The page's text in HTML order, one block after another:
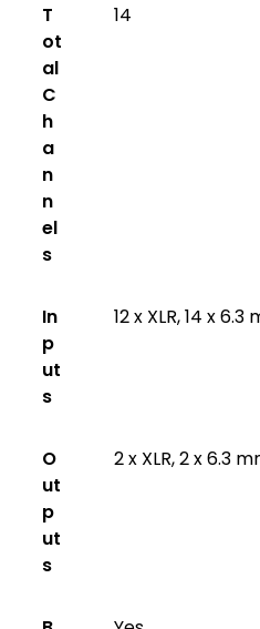
T
ot
al
C
h
a
n
n
el
s
14
In
p
ut
s
12 x XLR, 14 x
O
ut
p
ut
s
2 x XLR, 2 x 6.3